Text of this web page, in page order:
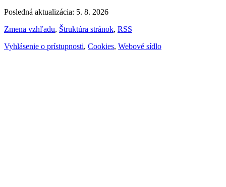
Posledná aktualizácia: 5. 8. 2026
Zmena vzhľadu, Štruktúra stránok, RSS
Vyhlásenie o prístupnosti, Cookies, Webové sídlo